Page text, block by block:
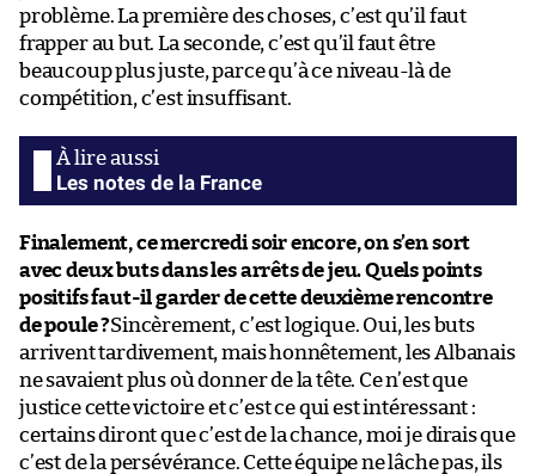
problème. La première des choses, c’est qu’il faut
frapper au but. La seconde, c’est qu’il faut être
beaucoup plus juste, parce qu’à ce niveau-là de
compétition, c’est insuffisant.
Les notes de la France
Finalement, ce mercredi soir encore, on s’en sort
avec deux buts dans les arrêts de jeu. Quels points
positifs faut-il garder de cette deuxième rencontre
de poule ?Sincèrement, c’est logique. Oui, les buts
arrivent tardivement, mais honnêtement, les Albanais
ne savaient plus où donner de la tête. Ce n’est que
justice cette victoire et c’est ce qui est intéressant :
certains diront que c’est de la chance, moi je dirais que
c’est de la persévérance. Cette équipe ne lâche pas, ils